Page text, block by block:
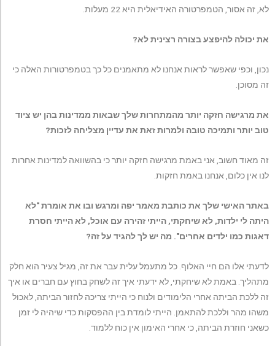
לא, זה אסור, הטמפרטורה האידיאלית היא 22 מעלות.
את יכולה להיפצע בצורה רצינית לא?
נכון, וכפי שאפשר לראות אנחנו לא מתאמנים כל כך בטמפרטורות האלה כי
זה מסוכן.
את מרגישה חזקה יותר מהמתחרות שלך שבאות ממדינות בהן יש ציוד
טוב יותר ותמיכה טובה ולמרות זאת את עדיין מצליחה לזכות?
זה מאוד חשוב, אני באמת מרגישה חזקה יותר כי בהשוואה למדינות אחרות
לנו אין כלום, אנחנו באמת חזקות.
באתר האישי שלך את כותבת מאמר יפה ומרגש ובו את אומרת "לא
היתה לי ילדות, לא שיחקתי, הייתי זהירה עם אוכל, לא הייתי חסרת
דאגות כמו ילדים אחרים". מה יש לך להגיד על זה?
לדעתי אלו הם חיי האלוף. כל מתעמל עלית עבר את זה, מגיל צעיר הוא חלק
מתהליך. באמת לא שיחקתי, לא ידעתי איך זה לשחק בחוץ עם חברים או איך
זה ללכת הביתה אחרי הלימודים ולנוח כי הייתי צריכה לחזור הביתה, לאכול
משהו מהר וללכת להתאמן. הייתי לומדת בין ההפסקות כדי שיהיה לי זמן
כשאני חוזרת הביתה, כי אחרי האימון אין כוח ללמוד.